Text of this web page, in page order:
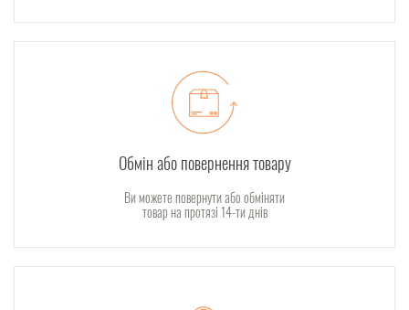
Обмін або повернення товару
Ви можете повернути або обміняти
товар на протязі 14-ти днів